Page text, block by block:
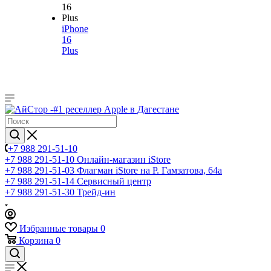
iPhone
16
Plus
+7 988 291-51-10
+7 988 291-51-10 Онлайн-магазин iStore
+7 988 291-51-03 Флагман iStore на Р. Гамзатова, 64а
+7 988 291-51-14 Сервисный центр
+7 988 291-51-30 Трейд-ин
Избранные товары 0
Корзина 0